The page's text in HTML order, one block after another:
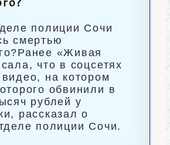
полиции Сочи
смертью
«Живая
что в соцсетях
на котором
обвинили в
рублей у
рассказал о
полиции Сочи.